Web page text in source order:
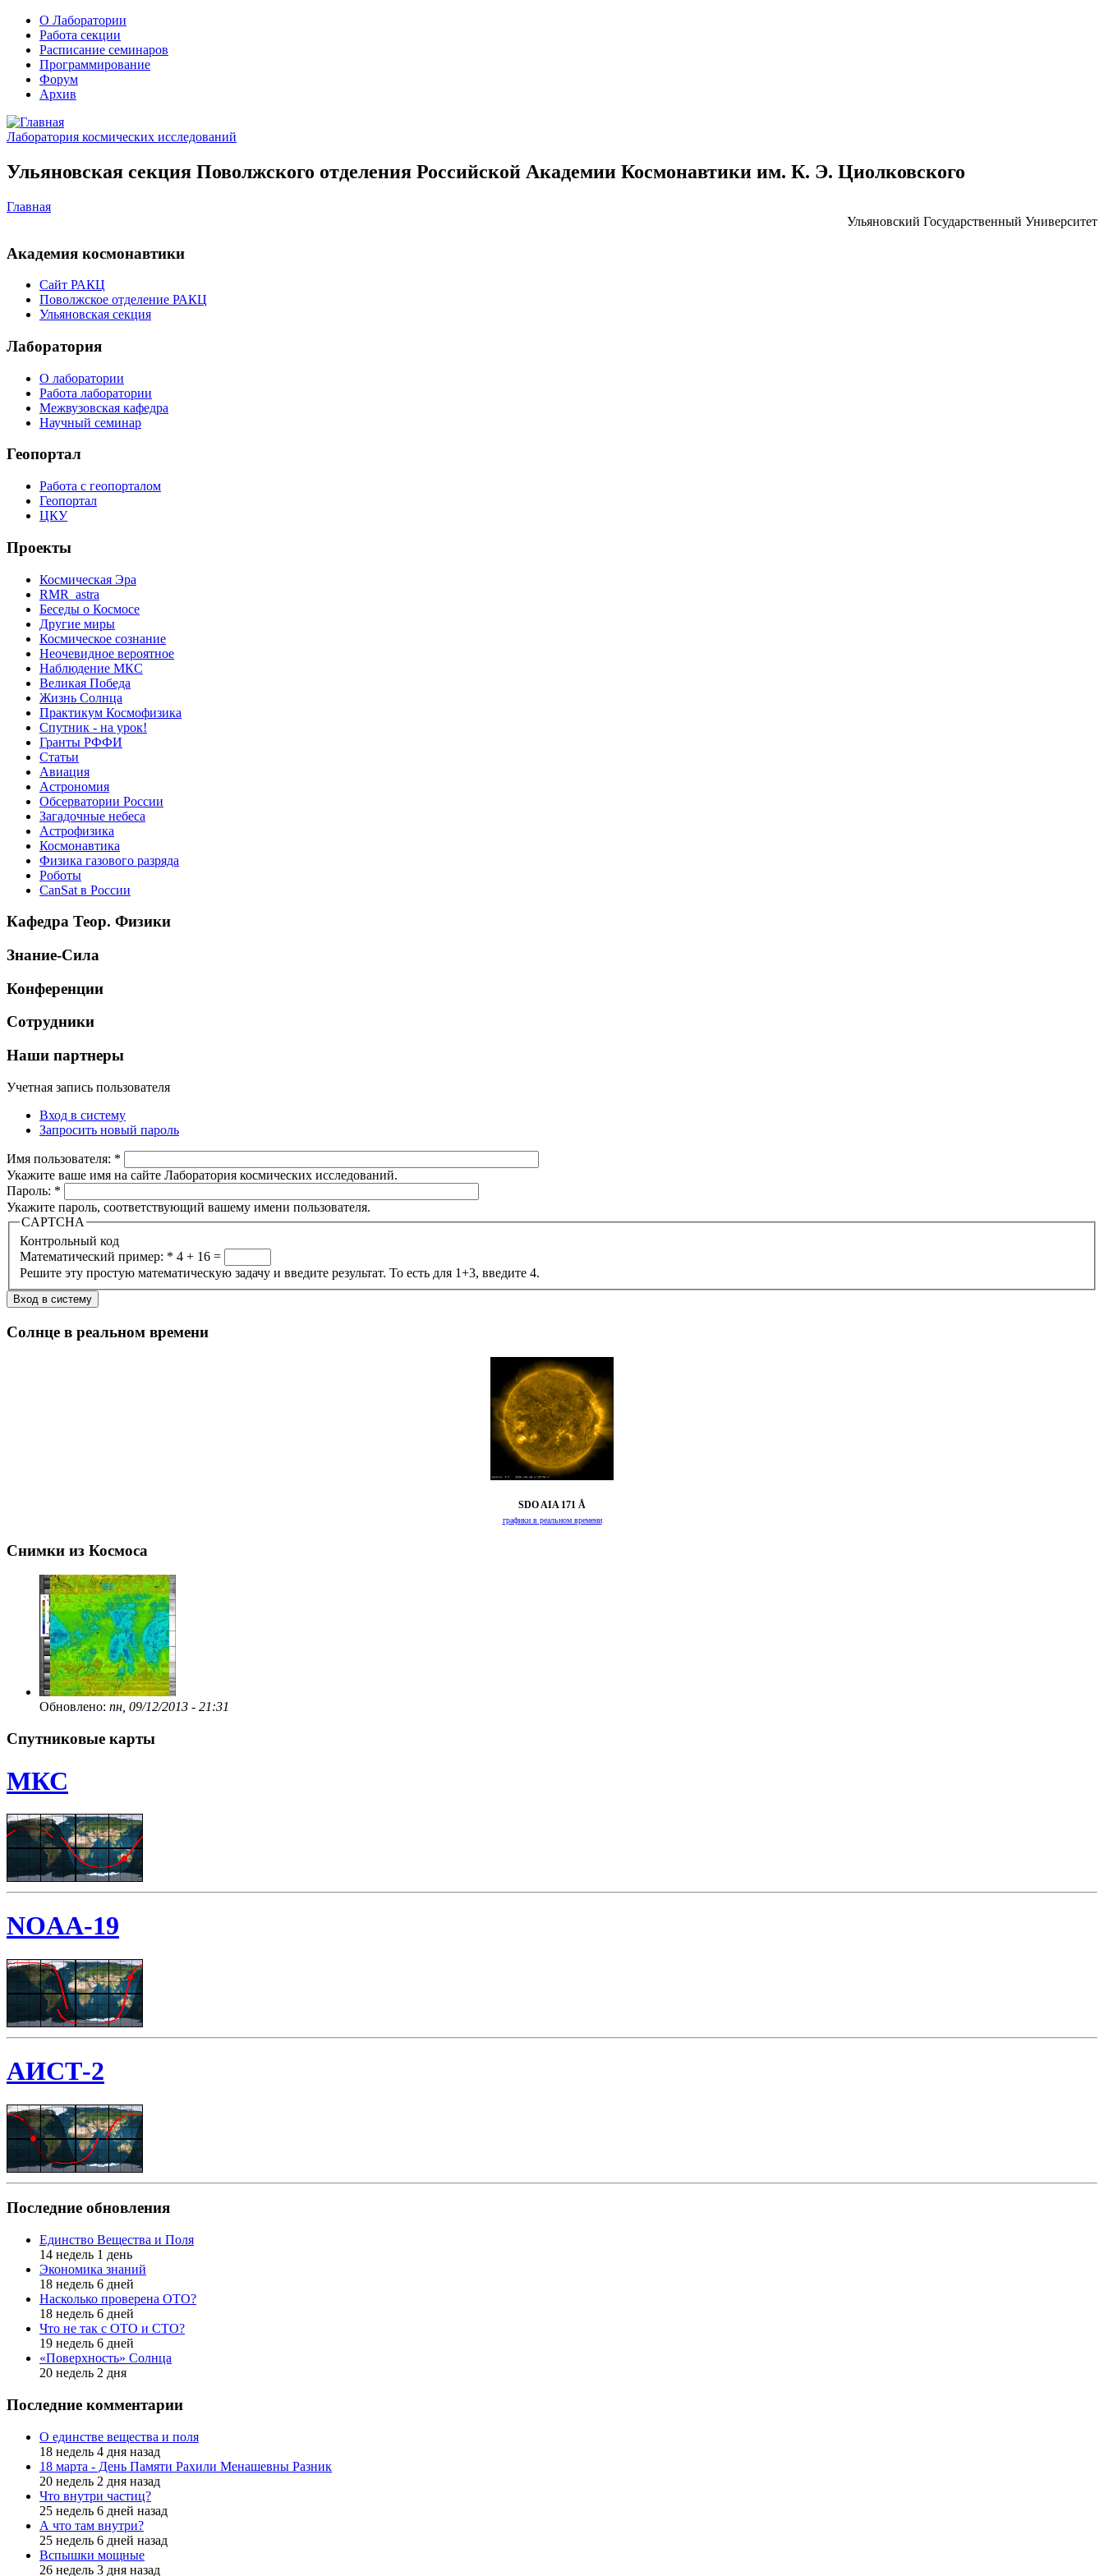
О Лаборатории
Работа секции
Расписание семинаров
Программирование
Форум
Архив
Лаборатория космических исследований
Ульяновская секция Поволжского отделения Российской Академии Космонавтики им. К. Э. Циолковского
Главная
Ульяновский Государственный Университет
Академия космонавтики
Сайт РАКЦ
Поволжское отделение РАКЦ
Ульяновская секция
Лаборатория
О лаборатории
Работа лаборатории
Межвузовская кафедра
Научный семинар
Геопортал
Работа с геопорталом
Геопортал
ЦКУ
Проекты
Космическая Эра
RMR_astra
Беседы о Космосе
Другие миры
Космическое сознание
Неочевидное вероятное
Наблюдение МКС
Великая Победа
Жизнь Солнца
Практикум Космофизика
Спутник - на урок!
Гранты РФФИ
Статьи
Авиация
Астрономия
Обсерватории России
Загадочные небеса
Астрофизика
Космонавтика
Физика газового разряда
Роботы
CanSat в России
Кафедра Теор. Физики
Знание-Сила
Конференции
Сотрудники
Наши партнеры
Учетная запись пользователя
Вход в систему
Запросить новый пароль
Имя пользователя: *
Укажите ваше имя на сайте Лаборатория космических исследований.
Пароль: *
Укажите пароль, соответствующий вашему имени пользователя.
CAPTCHA
Контрольный код
Математический пример: * 4 + 16 =
Решите эту простую математическую задачу и введите результат. То есть для 1+3, введите 4.
Солнце в реальном времени
SDO AIA 171 Å
графики в реальном времени
Снимки из Космоса
Обновлено: пн, 09/12/2013 - 21:31
Спутниковые карты
МКС
NOAA-19
АИСТ-2
Последние обновления
Единство Вещества и Поля
14 недель 1 день
Экономика знаний
18 недель 6 дней
Насколько проверена ОТО?
18 недель 6 дней
Что не так с ОТО и СТО?
19 недель 6 дней
«Поверхность» Солнца
20 недель 2 дня
Последние комментарии
О единстве вещества и поля
18 недель 4 дня назад
18 марта - День Памяти Рахили Менашевны Разник
20 недель 2 дня назад
Что внутри частиц?
25 недель 6 дней назад
А что там внутри?
25 недель 6 дней назад
Вспышки мощные
26 недель 3 дня назад